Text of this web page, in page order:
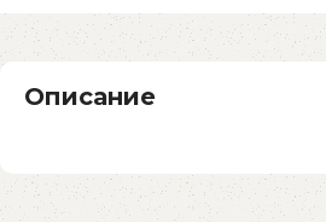
Описание